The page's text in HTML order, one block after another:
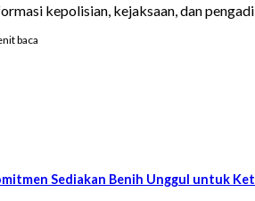
kepolisian, kejaksaan, dan
baca
Sediakan Benih Unggul untuk